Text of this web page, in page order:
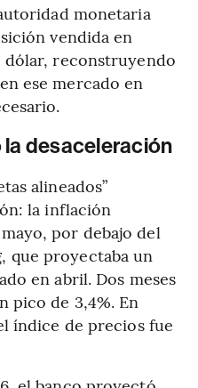
monetaria
vendida en
reconstruyendo
ese mercado en
desaceleración
alineados”
la inflación
por debajo del
que proyectaba un
en abril. Dos meses
pico de 3,4%. En
índice de precios fue